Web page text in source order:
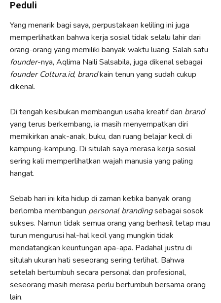
Peduli
Yang menarik bagi saya, perpustakaan keliling ini juga
memperlihatkan bahwa kerja sosial tidak selalu lahir dari
orang-orang yang memiliki banyak waktu luang. Salah satu
founder-nya, Aqlima Naili Salsabila, juga dikenal sebagai
founder Coltura.id, brandkain tenun yang sudah cukup
dikenal.
Di tengah kesibukan membangun usaha kreatif dan brand
yang terus berkembang, ia masih menyempatkan diri
memikirkan anak-anak, buku, dan ruang belajar kecil di
kampung-kampung. Di situlah saya merasa kerja sosial
sering kali memperlihatkan wajah manusia yang paling
hangat.
Sebab hari ini kita hidup di zaman ketika banyak orang
berlomba membangun personal brandingsebagai sosok
sukses. Namun tidak semua orang yang berhasil tetap mau
turun mengurusi hal-hal kecil yang mungkin tidak
mendatangkan keuntungan apa-apa. Padahal justru di
situlah ukuran hati seseorang sering terlihat. Bahwa
setelah bertumbuh secara personal dan profesional,
seseorang masih merasa perlu bertumbuh bersama orang
lain.